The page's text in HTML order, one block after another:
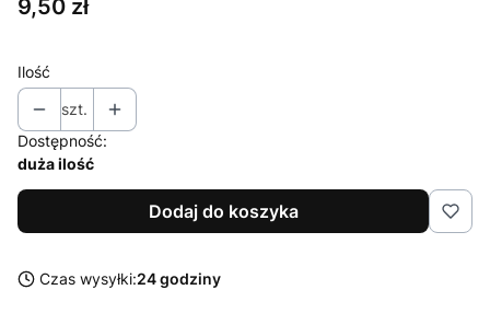
Cena
9,50 zł
Ilość
szt.
Dostępność:
duża ilość
Dodaj do koszyka
Czas wysyłki:24 godziny